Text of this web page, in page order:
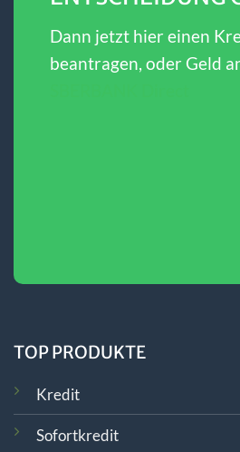
Dann jetzt hier einen
beantragen, oder Geld
TOP PRODUKTE
Kredit
Sofortkredit